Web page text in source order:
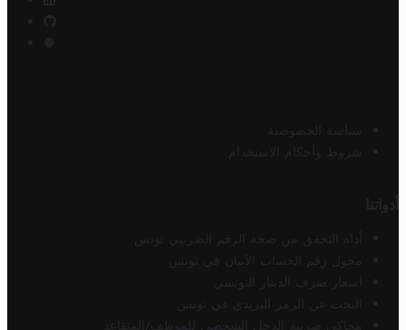
سياسة الخصوصية
شروط وأحكام الاستخدام
أدواتنا
أداة التحقق من صحة الرقم الضريبي تونس
محول رقم الحساب الآيبان في تونس
أسعار صرف الدينار التونسي
البحث عن الرمز البريدي في تونس
محاكي ضريبة الدخل الشخصي للموظف/المتقاعد